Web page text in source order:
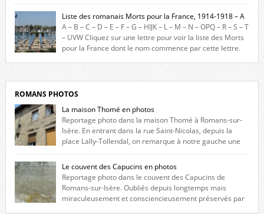
France durant ce conflit. La base de cette recherche historique est
constituée des noms gravés sur les plaques commémoratives de
l’Hôtel de Ville, du lycée du Dauphiné et du lycée Triboulet, […]
Liste des romanais Morts pour la France, 1914-1918 – A
A – B – C – D – E – F – G – HIJK – L – M – N – OPQ – R – S – T
– UVW Cliquez sur une lettre pour voir la liste des Morts
pour la France dont le nom commence par cette lettre.
ROMANS PHOTOS
La maison Thomé en photos
Reportage photo dans la maison Thomé à Romans-sur-
Isère. En entrant dans la rue Saint-Nicolas, depuis la
place Lally-Tollendal, on remarque à notre gauche une
maison construite au XVIè siècle. Les deux façades sont ornées de
fenêtres jumelles à meneaux. Entre ces deux étages, on peut voir une
niche qui contient une statue de la Vierge. […]
Le couvent des Capucins en photos
Reportage photo dans le couvent des Capucins de
Romans-sur-Isère. Oubliés depuis longtemps mais
miraculeusement et consciencieusement préservés par